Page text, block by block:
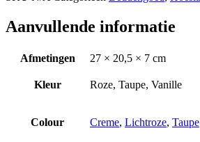
Aanvullende informatie
Afmetingen 27 × 20,5 × 7 cm
Kleur Roze, Taupe, Vanille
Colour Creme, Lichtroze, Taupe